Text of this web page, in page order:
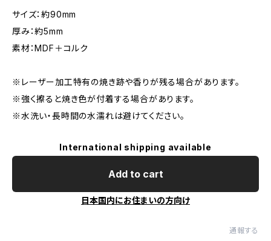
サイズ：約90mm
厚み：約5mm
素材：MDF＋コルク
※レーザー加工特有の焼き跡や香りが残る場合があります。
※強く擦ると焼き色が付着する場合があります。
※水洗い・長時間の水濡れは避けてください。
International shipping available
Add to cart
日本国内にお住まいの方向け
通報する